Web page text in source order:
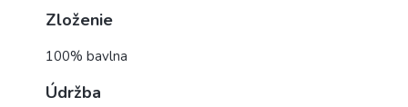
Zloženie
100% bavlna
Údržba